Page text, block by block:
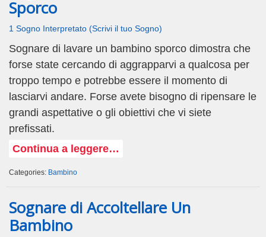
Sporco
1 Sogno Interpretato (Scrivi il tuo Sogno)
Sognare di lavare un bambino sporco dimostra che
forse state cercando di aggrapparvi a qualcosa per
troppo tempo e potrebbe essere il momento di
lasciarvi andare. Forse avete bisogno di ripensare le
grandi aspettative o gli obiettivi che vi siete
prefissati.
Continua a leggere…
Categories: Bambino
Sognare di Accoltellare Un
Bambino